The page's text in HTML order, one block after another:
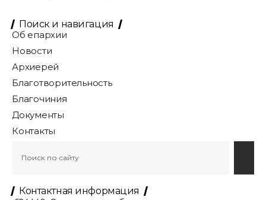
Поиск и навигация
Об епархии
Новости
Архиерей
Благотворительность
Благочиния
Документы
Контакты
Контактная информация